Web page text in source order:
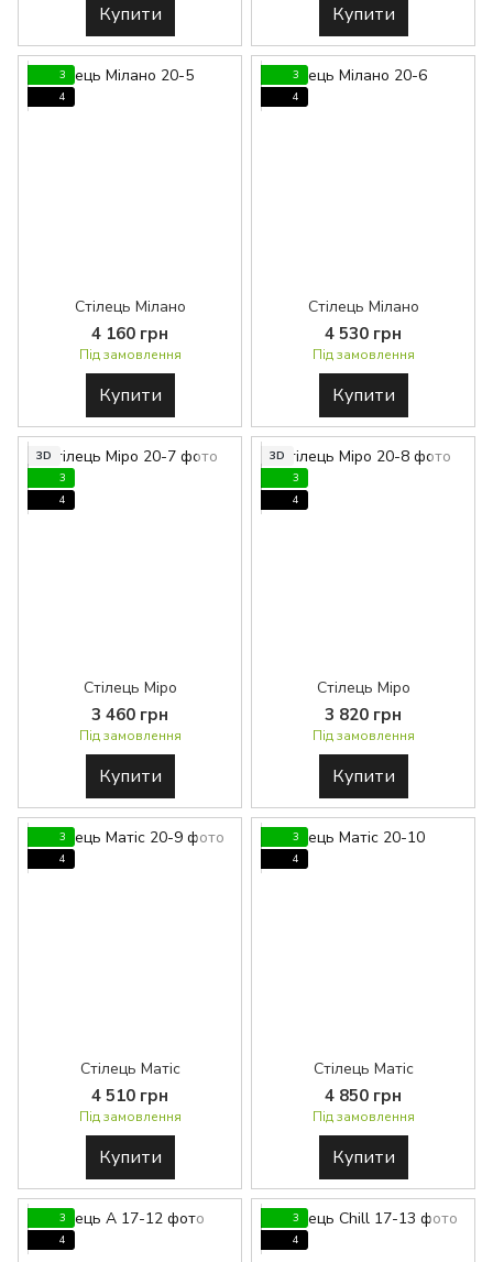
Купити Купити
3
4
Стілець Мілано
4 160 грн
Під замовлення
Купити
3
4
Стілець Мілано
4 530 грн
Під замовлення
Купити
3D
3
4
Стілець Міро
3 460 грн
Під замовлення
Купити
3D
3
4
Стілець Міро
3 820 грн
Під замовлення
Купити
3
4
Стілець Матіс
4 510 грн
Під замовлення
Купити
3
4
Стілець Матіс
4 850 грн
Під замовлення
Купити
3
4
3
4